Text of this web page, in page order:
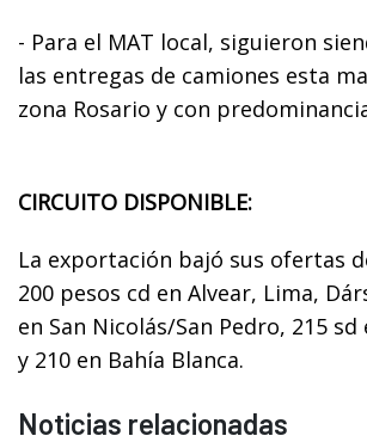
- Para el MAT local, siguieron
las entregas de camiones esta
zona Rosario y con
CIRCUITO DISPONIBLE:
La exportación bajó sus ofertas
200 pesos cd en Alvear, Lima,
en San Nicolás/San Pedro, 215
y 210 en Bahía Blanca.
Noticias relacionadas